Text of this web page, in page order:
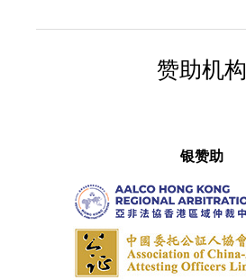
赞助机构
银赞助